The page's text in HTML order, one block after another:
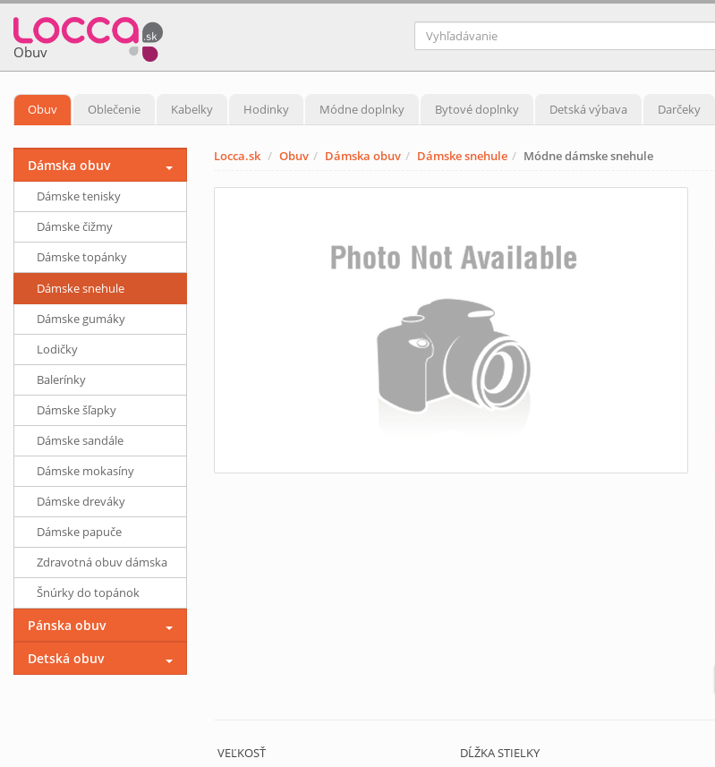
Obuv
Obuv Oblečenie Kabelky Hodinky Módne doplnky Bytové doplnky Detská výbava Darčeky
Locca.sk Obuv Dámska obuv Dámske snehule Módne dámske snehule
VEĽKOSŤ
DĹŽKA STIELKY
Dámska obuv
Dámske tenisky
Dámske čižmy
Dámske topánky
Dámske snehule
Dámske gumáky
Lodičky
Balerínky
Dámske šľapky
Dámske sandále
Dámske mokasíny
Dámske dreváky
Dámske papuče
Zdravotná obuv dámska
Šnúrky do topánok
Pánska obuv
Detská obuv